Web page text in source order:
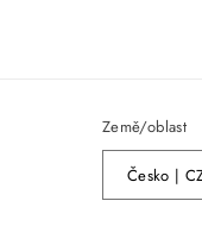
Země/oblast